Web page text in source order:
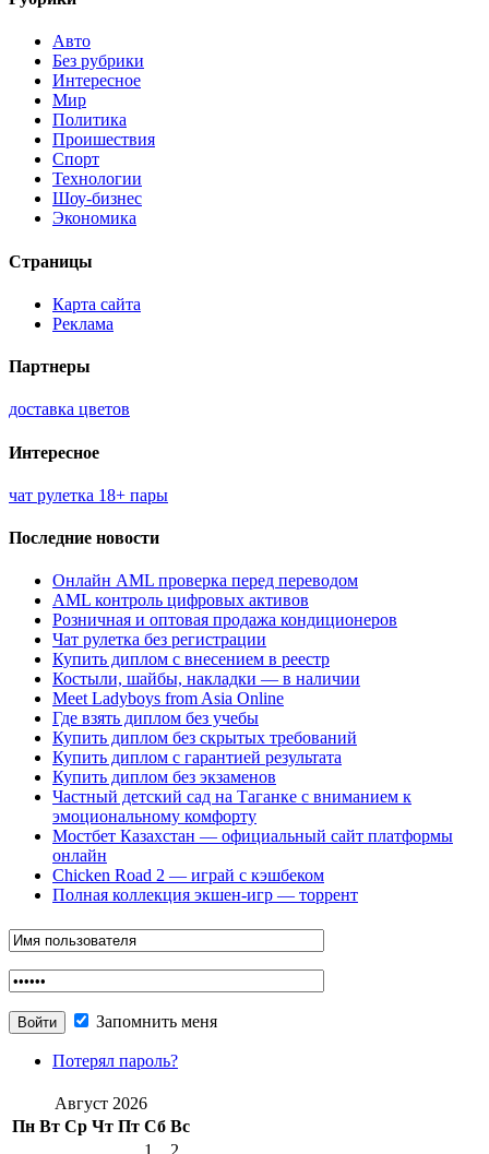
Авто
Без рубрики
Интересное
Мир
Политика
Проишествия
Спорт
Технологии
Шоу-бизнес
Экономика
Страницы
Карта сайта
Реклама
Партнеры
доставка цветов
Интересное
чат рулетка 18+ пары
Последние новости
Онлайн AML проверка перед переводом
AML контроль цифровых активов
Розничная и оптовая продажа кондиционеров
Чат рулетка без регистрации
Купить диплом с внесением в реестр
Костыли, шайбы, накладки — в наличии
Meet Ladyboys from Asia Online
Где взять диплом без учебы
Купить диплом без скрытых требований
Купить диплом с гарантией результата
Купить диплом без экзаменов
Частный детский сад на Таганке с вниманием к
эмоциональному комфорту
Мостбет Казахстан — официальный сайт платформы
онлайн
Chicken Road 2 — играй с кэшбеком
Полная коллекция экшен-игр — торрент
Запомнить меня
Потерял пароль?
Август 2026
Пн Вт Ср Чт Пт Сб Вс
1
2